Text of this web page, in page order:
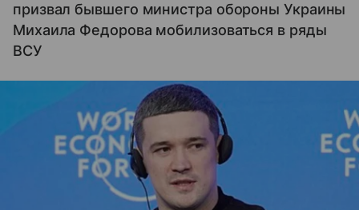
призвал бывшего министра обороны Украины
Михаила Федорова мобилизоваться в ряды
ВСУ